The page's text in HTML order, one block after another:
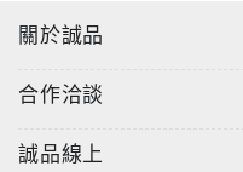
關於誠品
合作洽談
誠品線上